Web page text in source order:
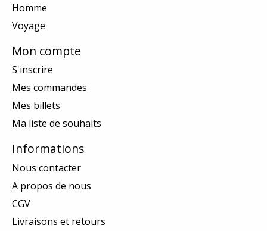
Homme
Voyage
Mon compte
S'inscrire
Mes commandes
Mes billets
Ma liste de souhaits
Informations
Nous contacter
A propos de nous
CGV
Livraisons et retours